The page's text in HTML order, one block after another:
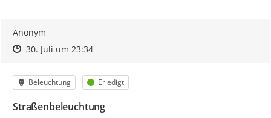
Anonym
Zeitpunkt des Erstellens
Zeitpunkt des Erstellens
30. Juli um 23:34Zur Äußerung
Kategorie
Beleuchtung Status
Erledigt
Straßenbeleuchtung